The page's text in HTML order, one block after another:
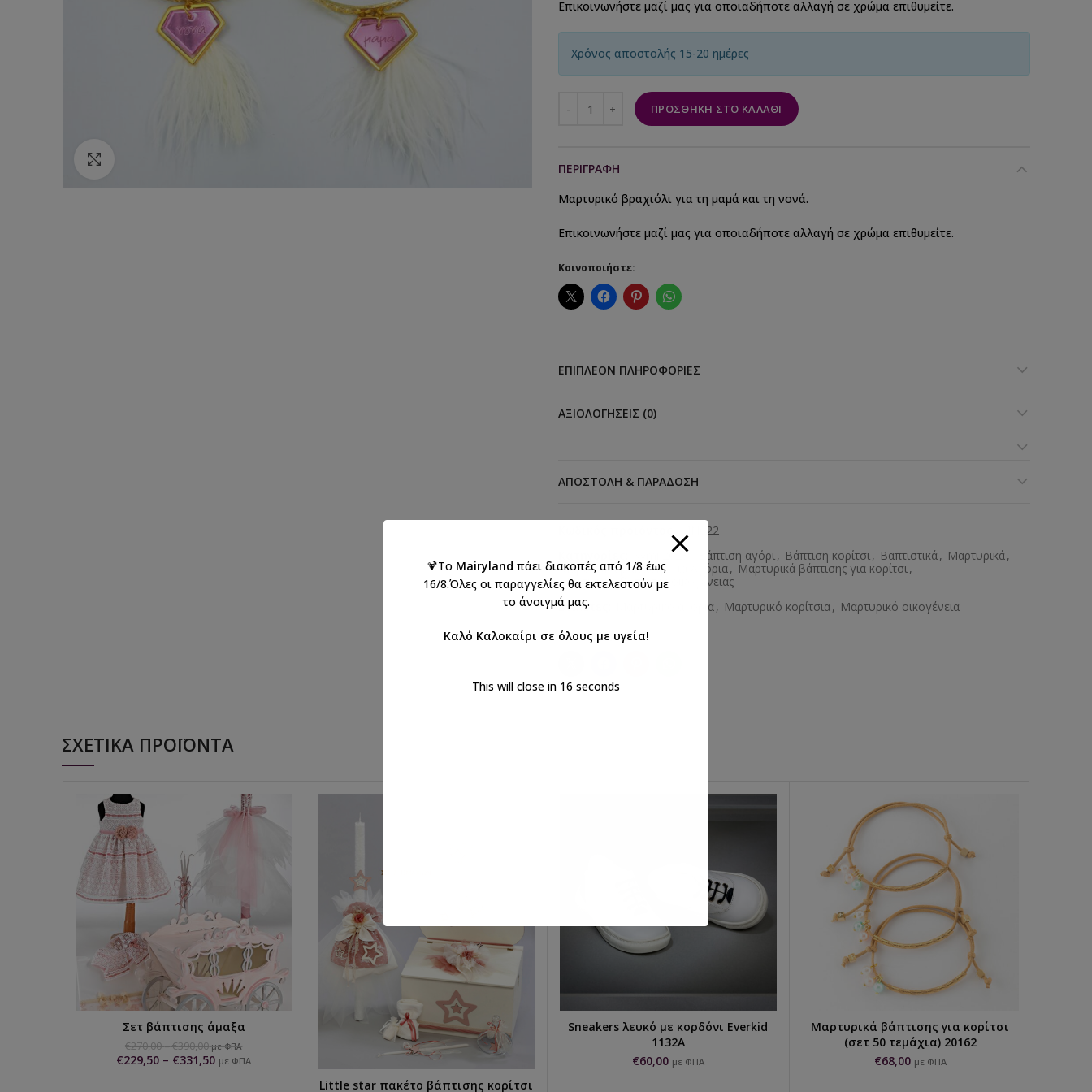
Επικοινωνήστε μαζί μας για οποιαδήποτε αλλαγή σε χρώμα επιθυμείτε.
Χρόνος αποστολής 15-20 ημέρες
ΠΡΟΣΘΉΚΗ ΣΤΟ ΚΑΛΆΘΙ
ΠΕΡΙΓΡΑΦΉ
Μαρτυρικό βραχιόλι για τη μαμά και τη νονά.
Επικοινωνήστε μαζί μας για οποιαδήποτε αλλαγή σε χρώμα επιθυμείτε.
Κοινοποιήστε:
ΕΠΙΠΛΈΟΝ ΠΛΗΡΟΦΟΡΊΕΣ
ΑΞΙΟΛΟΓΉΣΕΙΣ (0)
ΑΠΟΣΤΟΛΉ & ΠΑΡΆΔΟΣΗ
ΜΝ022
Kymi 2023 Βάπτιση αγόρι, Βάπτιση κορίτσι, Βαπτιστικά, Μαρτυρικά,
Μαρτυρικά βάπτισης για Αγόρια, Μαρτυρικά βάπτισης για κορίτσι,
Μαρτυρικά βάπτισης οικογένειας
Ετικέτες:
Μαρτυρικό αγόρια, Μαρτυρικό κορίτσια, Μαρτυρικό οικογένεια
Κοινοποιήστε:
ΣΧΕΤΙΚΆ ΠΡΟΪΌΝΤΑ
ΕΠΙΛΟΓΉ
Σετ βάπτισης άμαξα
€270,00–€390,00 με ΦΠΑ
€229,50 – €331,50 με ΦΠΑ
ΠΡΟΣΘΉΚΗ ΣΤΟ ΚΑΛΆΘΙ
Little star πακέτο βάπτισης κορίτσι
ΕΠΙΛΟΓΉ...
Sneakers λευκό με κορδόνι Everkid
1132A
€60,00 με ΦΠΑ
ΠΡΟΣΘΉΚΗ ΣΤΟ ΚΑΛΆΘΙ
Μαρτυρικά βάπτισης για κορίτσι
(σετ 50 τεμάχια) 20162
€68,00 με ΦΠΑ
🍹Το Mairyland πάει διακοπές από 1/8 έως
16/8.Όλες οι παραγγελίες θα εκτελεστούν με
το άνοιγμά μας.
Καλό Καλοκαίρι σε όλους με υγεία!
This will close in 15 seconds